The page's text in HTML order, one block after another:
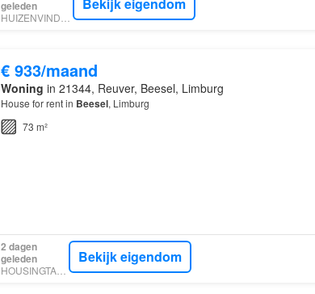
geleden
€ 933/maand
Woning in 21344, Reuver, Beesel, Limburg
House for rent in Beesel, Limburg
73 m²
2 dagen
geleden
HOUSINGTARGET
Bekijk eigendom